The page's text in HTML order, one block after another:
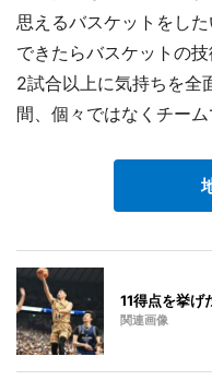
思えるバスケットをし
できたらバスケットの
2試合以上に気持ちを全
間、個々ではなくチー
11得点を挙げ
関連画像